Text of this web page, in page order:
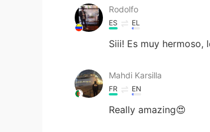
Rodolfo
ES EL
Siii! Es muy hermoso,
Mahdi Karsilla
FR EN
Really amazing😍